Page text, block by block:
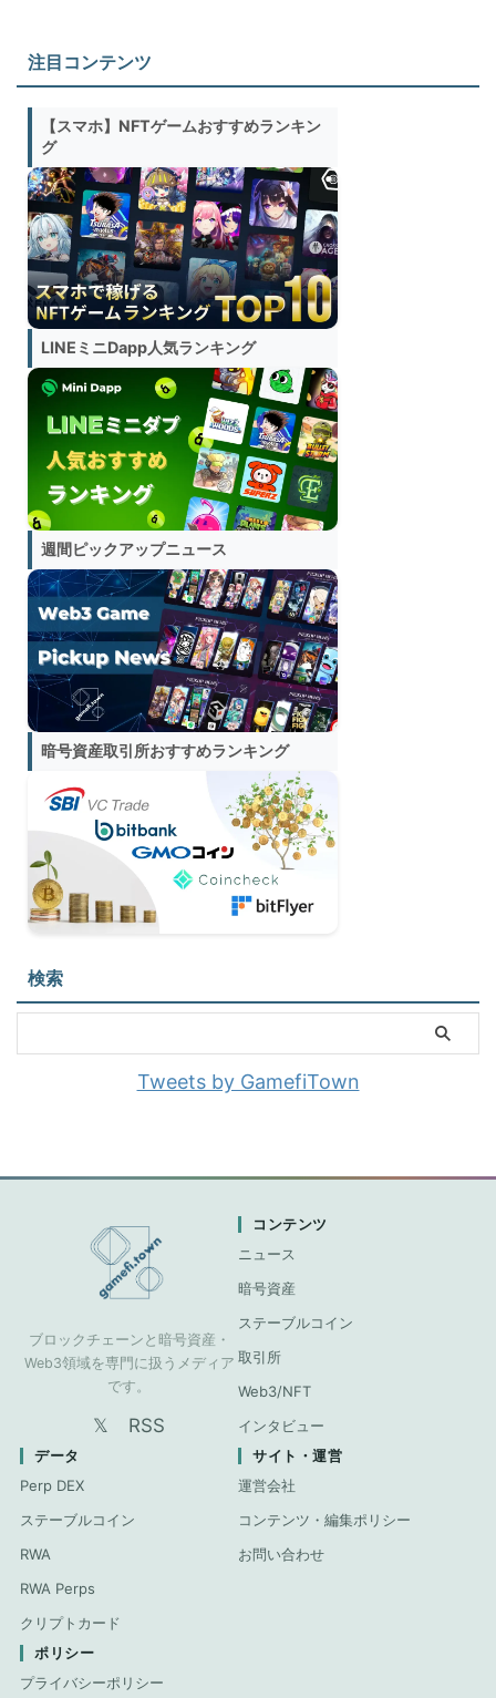
注目コンテンツ
【スマホ】NFTゲームおすすめランキン
グ
LINEミニDapp人気ランキング
週間ピックアップニュース
暗号資産取引所おすすめランキング
検索
Tweets by GamefiTown
ブロックチェーンと暗号資産・
Web3領域を専門に扱うメディア
です。
𝕏 RSS
コンテンツ
ニュース
暗号資産
ステーブルコイン
取引所
Web3/NFT
インタビュー
データ
Perp DEX
ステーブルコイン
RWA
RWA Perps
クリプトカード
サイト・運営
運営会社
コンテンツ・編集ポリシー
お問い合わせ
ポリシー
プライバシーポリシー